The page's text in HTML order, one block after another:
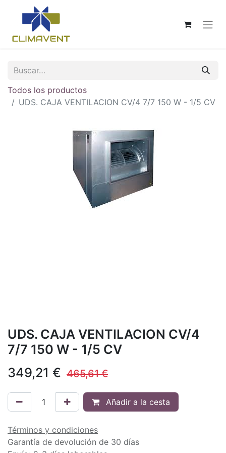
Todos los productos
UDS. CAJA VENTILACION CV/4 7/7 150 W - 1/5 CV
UDS. CAJA VENTILACION CV/4
7/7 150 W - 1/5 CV
349,21 € 465,61€
Añadir a la cesta
Términos y condiciones
Garantía de devolución de 30 días